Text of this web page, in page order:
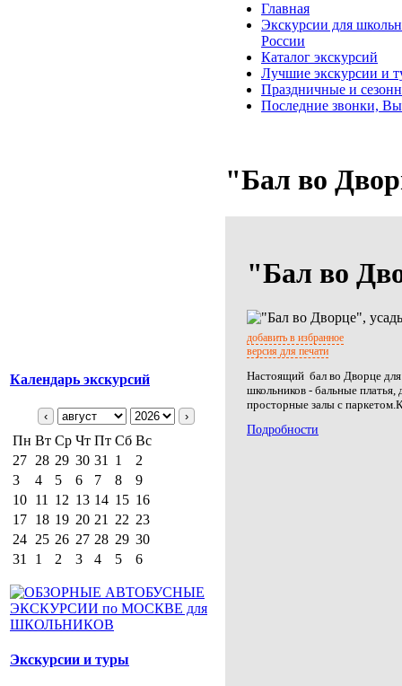
Календарь экскурсий
‹ ›
Пн Вт Ср Чт Пт Сб Вс
27 28 29 30 31 1
2
3
4 5 6 7 8
9
10 11 12 13 14 15 16
17 18 19 20 21 22 23
24 25 26 27 28 29 30
31
1 2 3 4 5 6
Экскурсии и туры
Главная
Экскурсии для
России
Каталог экскурсий
Лучшие экскурсии и
Праздничные и
Последние звонки,
"Бал во
"Бал во
добавить в избранное
версия для печати
Настоящий бал во Дворце
школьников - бальные платья,
просторные залы с
Подробности